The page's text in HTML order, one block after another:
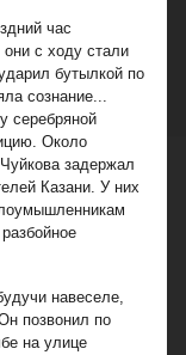
час
с ходу стали
бутылкой по
сознание...
серебряной
Около
задержал
Казани. У них
навеселе,
позвонил по
на улице